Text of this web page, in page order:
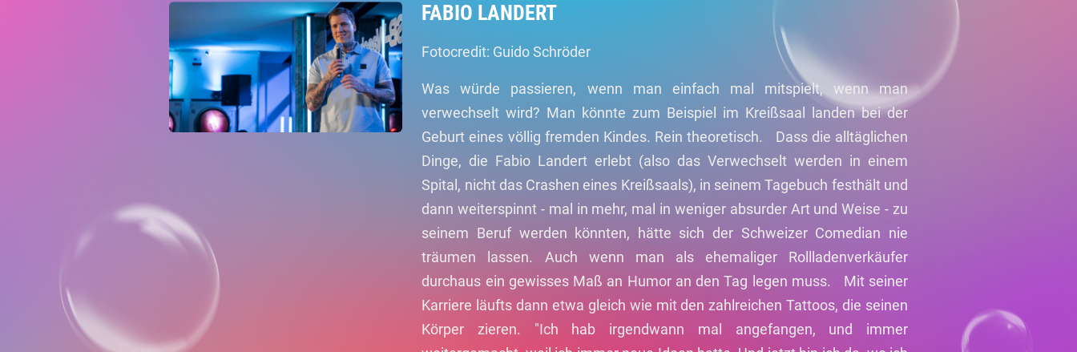
FABIO LANDERT
Fotocredit: Guido Schröder
Was würde passieren, wenn man einfach mal mitspielt, wenn man
verwechselt wird? Man könnte zum Beispiel im Kreißsaal landen bei der
Geburt eines völlig fremden Kindes. Rein theoretisch. Dass die alltäglichen
Dinge, die Fabio Landert erlebt (also das Verwechselt werden in einem
Spital, nicht das Crashen eines Kreißsaals), in seinem Tagebuch festhält und
dann weiterspinnt - mal in mehr, mal in weniger absurder Art und Weise - zu
seinem Beruf werden könnten, hätte sich der Schweizer Comedian nie
träumen lassen. Auch wenn man als ehemaliger Rollladenverkäufer
durchaus ein gewisses Maß an Humor an den Tag legen muss. Mit seiner
Karriere läufts dann etwa gleich wie mit den zahlreichen Tattoos, die seinen
Körper zieren. "Ich hab irgendwann mal angefangen, und immer